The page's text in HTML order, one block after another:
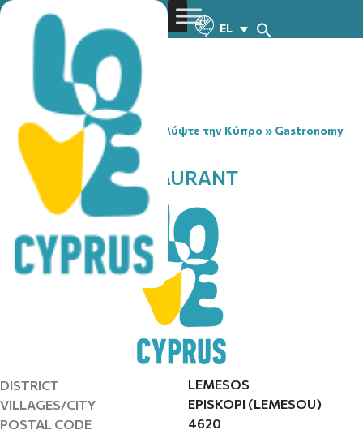
EL
You are here:Home» Ανακαλύψτε την Κύπρο » Gastronomy
» ELLIS PARK RESTAURANT
ELLIS PARK RESTAURANT
DISTRICT
LEMESOS
VILLAGES/CITY
EPISKOPI (LEMESOU)
POSTAL CODE
4620